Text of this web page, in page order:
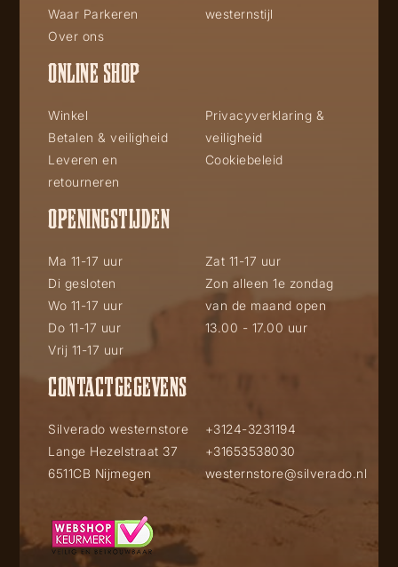
Waar Parkeren
Over ons
westernstijl
ONLINE SHOP
Winkel
Betalen & veiligheid
Leveren en
retourneren
Privacyverklaring &
veiligheid
Cookiebeleid
OPENINGSTIJDEN
Ma 11-17 uur
Di gesloten
Wo 11-17 uur
Do 11-17 uur
Vrij 11-17 uur
Zat 11-17 uur
Zon alleen 1e zondag
van de maand open
13.00 - 17.00 uur
CONTACTGEGEVENS
Silverado westernstore
Lange Hezelstraat 37
6511CB Nijmegen
+3124-3231194
+31653538030
westernstore@silverado.nl